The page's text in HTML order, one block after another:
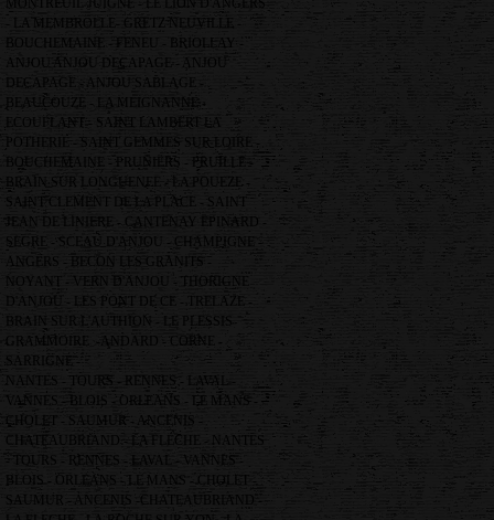
MONTREUIL JUIGNE - LE LION D'ANGERS
- LA MEMBROLLE- GRETZ NEUVILLE -
BOUCHEMAINE - FENEU - BRIOLLAY -
ANJOU ANJOU DECAPAGE - ANJOU
DECAPAGE - ANJOU SABLAGE -
BEAUCOUZE - LA MEIGNANNE -
ECOUFLANT - SAINT LAMBERT LA
POTHERIE - SAINT GEMMES SUR LOIRE -
BOUCHEMAINE - PRUNIERS - PRUILLE -
BRAIN SUR LONGUENEE - LA POUEZE -
SAINT CLEMENT DE LA PLACE - SAINT
JEAN DE LINIERE - CANTENAY EPINARD -
SEGRE - SCEAU D'ANJOU - CHAMPIGNE -
ANGERS - BECON LES GRANITS -
NOYANT - VERN D'ANJOU - THORIGNE
D'ANJOU - LES PONT DE CE - TRELAZE -
BRAIN SUR L'AUTHION - LE PLESSIS
GRAMMOIRE -ANDARD - CORNE -
SARRIGNE -
NANTES - TOURS - RENNES - LAVAL -
VANNES - BLOIS - ORLEANS - LE MANS -
CHOLET - SAUMUR - ANCENIS -
CHATEAUBRIAND - LA FLECHE - NANTES
- TOURS - RENNES - LAVAL - VANNES -
BLOIS - ORLEANS - LE MANS - CHOLET -
SAUMUR - ANCENIS -CHATEAUBRIAND -